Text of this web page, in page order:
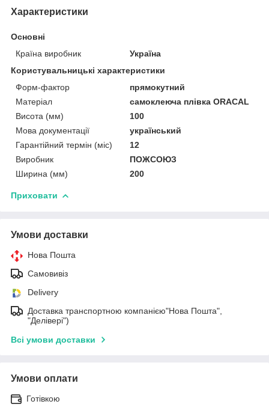
Характеристики
Основні
Країна виробник
Україна
Користувальницькі характеристики
Форм-фактор
прямокутний
Матеріал
самоклеюча плівка ORACAL
Висота (мм)
100
Мова документації
український
Гарантійний термін (міс)
12
Виробник
ПОЖСОЮЗ
Ширина (мм)
200
Приховати
Умови доставки
Нова Пошта
Самовивіз
Delivery
Доставка транспортною компанією"Нова Пошта",
"Делівері")
Всі умови доставки
Умови оплати
Готівкою